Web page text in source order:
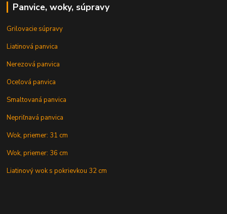
Panvice, woky, súpravy
Grilovacie súpravy
Liatinová panvica
Nerezová panvica
Oceľová panvica
Smaltovaná panvica
Nepriľnavá panvica
Wok, priemer: 31 cm
Wok, priemer: 36 cm
Liatinový wok s pokrievkou 32 cm